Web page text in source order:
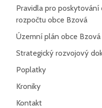
Pravidla pro poskytování
rozpočtu obce Bzová
Územní plán obce Bzová
Strategický rozvojový
Poplatky
Kroniky
Kontakt